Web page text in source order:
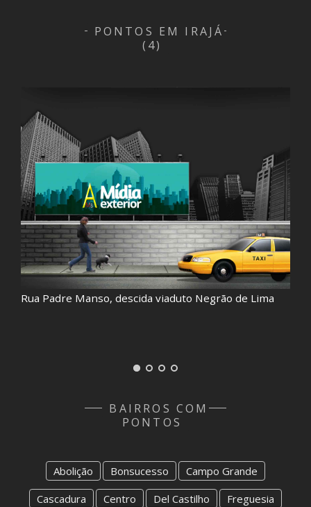
PONTOS EM IRAJÁ
(4)
Rua Padre Manso, descida viaduto Negrão de Lima
BAIRROS COM
PONTOS
Abolição Bonsucesso
Campo Grande
Cascadura
Centro Del Castilho
Freguesia